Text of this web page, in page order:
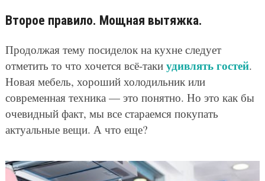
Второе правило. Мощная вытяжка.
Продолжая тему посиделок на кухне следует
отметить то что хочется всё-таки удивлять гостей.
Новая мебель, хороший холодильник или
современная техника — это понятно. Но это как бы
очевидный факт, мы все стараемся покупать
актуальные вещи. А что еще?